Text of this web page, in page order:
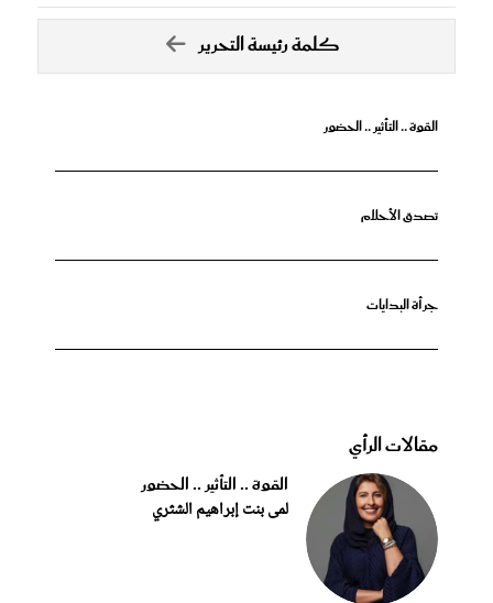
كلمة رئيسة التحرير
القوة .. التأثير .. الحضور
تصدق الأحلام
جرأة البدايات
مقالات الرأي
القوة .. التأثير .. الحضور
لمى بنت إبراهيم الشثري